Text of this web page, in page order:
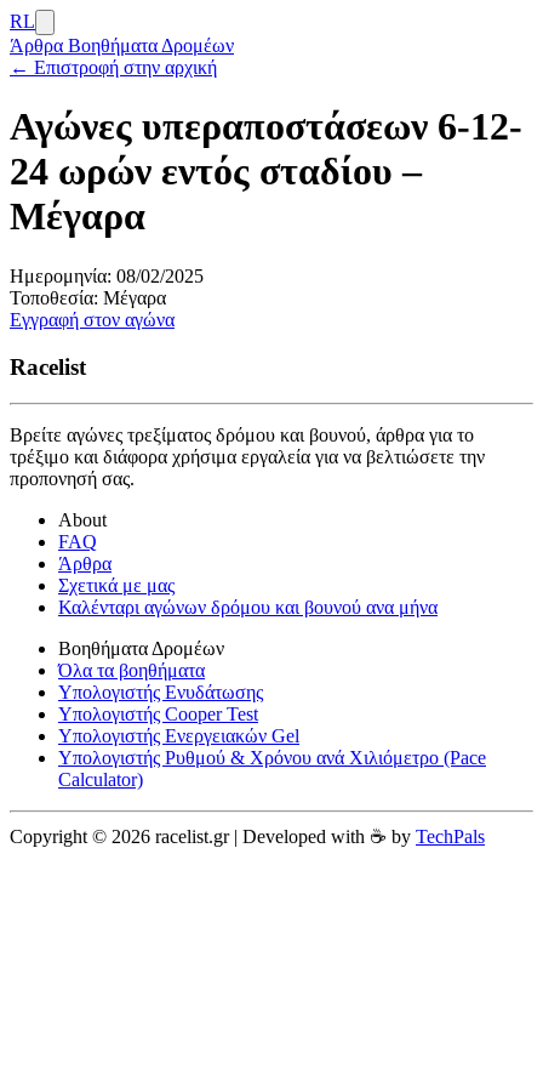
RL
Άρθρα Βοηθήματα Δρομέων
← Επιστροφή στην αρχική
Αγώνες υπεραποστάσεων 6-12-
24 ωρών εντός σταδίου –
Μέγαρα
Ημερομηνία: 08/02/2025
Τοποθεσία: Μέγαρα
Εγγραφή στον αγώνα
Racelist
Βρείτε αγώνες τρεξίματος δρόμου και βουνού, άρθρα για το
τρέξιμο και διάφορα χρήσιμα εργαλεία για να βελτιώσετε την
προπονησή σας.
About
FAQ
Άρθρα
Σχετικά με μας
Καλένταρι αγώνων δρόμου και βουνού ανα μήνα
Βοηθήματα Δρομέων
Όλα τα βοηθήματα
Υπολογιστής Ενυδάτωσης
Υπολογιστής Cooper Test
Υπολογιστής Ενεργειακών Gel
Υπολογιστής Ρυθμού & Χρόνου ανά Χιλιόμετρο (Pace
Calculator)
Copyright © 2026 racelist.gr | Developed with ☕️ by TechPals